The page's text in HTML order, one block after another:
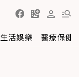
生活娛樂 醫療保健